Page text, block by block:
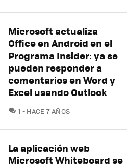
Microsoft actualiza
Office en Android en el
Programa Insider: ya se
pueden responder a
comentarios en Word y
Excel usando Outlook
1 COMENTARIOS
HACE 7 AÑOS
La aplicación web
Microsoft Whiteboard se